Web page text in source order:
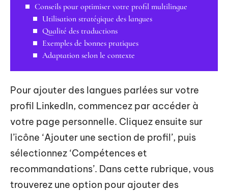
Conseils pour optimiser votre profil multilingue
Utilisation stratégique des langues
Qualité des traductions
Exemples de bonnes pratiques
Adaptation selon le contexte
Pour ajouter des langues parlées sur votre
profil LinkedIn, commencez par accéder à
votre page personnelle. Cliquez ensuite sur
l’icône ‘Ajouter une section de profil’, puis
sélectionnez ‘Compétences et
recommandations’. Dans cette rubrique, vous
trouverez une option pour ajouter des